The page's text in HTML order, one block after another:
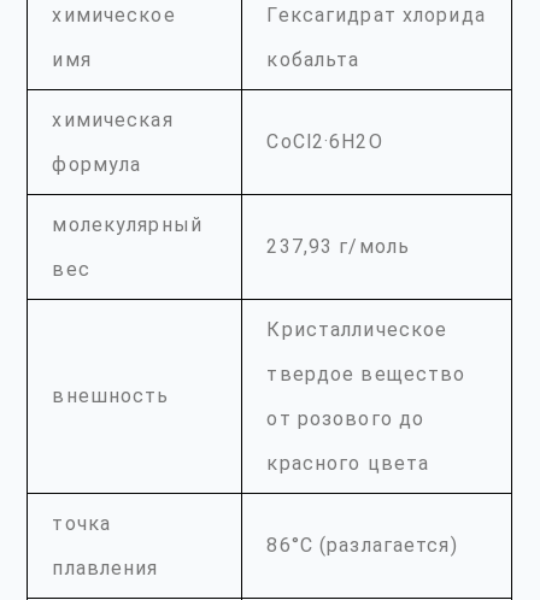
химическое
имя
Гексагидрат хлорида
кобальта
химическая
формула
CoCl2·6H2O
молекулярный
вес
237,93 г/моль
внешность
Кристаллическое
твердое вещество
от розового до
красного цвета
точка
плавления
86°C (разлагается)